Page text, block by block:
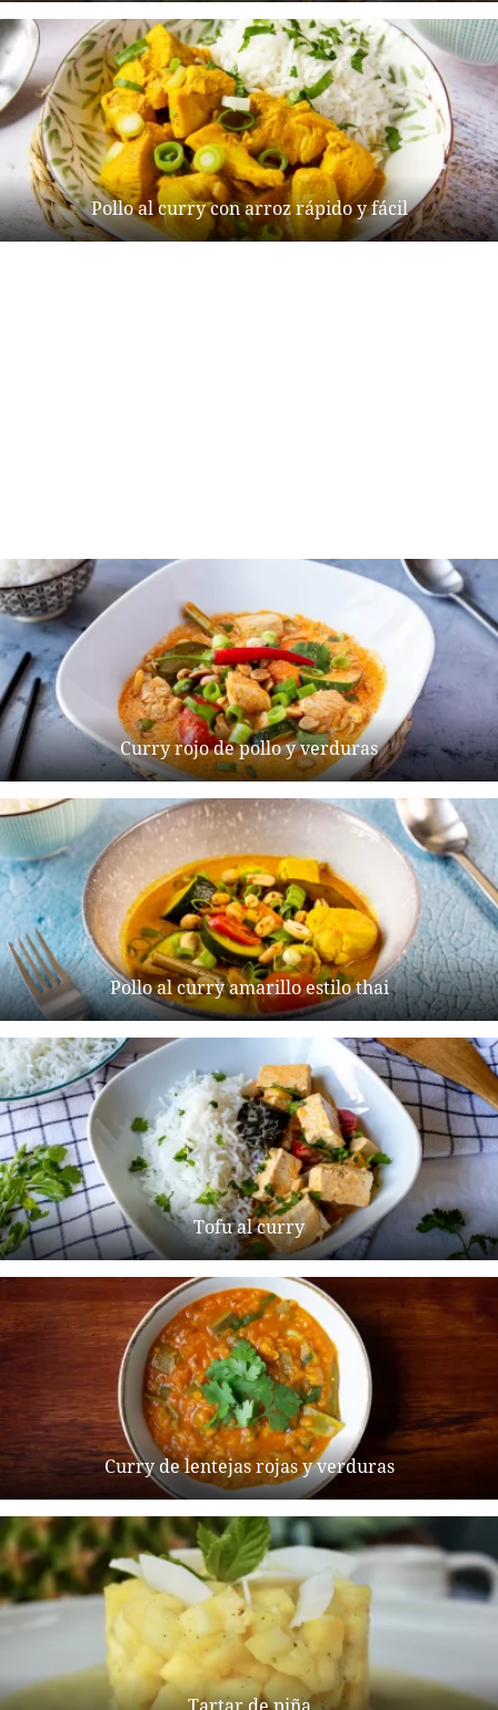
Pollo al curry con arroz rápido y fácil
Curry rojo de pollo y verduras
Pollo al curry amarillo estilo thai
Tofu al curry
Curry de lentejas rojas y verduras
Tartar de piña